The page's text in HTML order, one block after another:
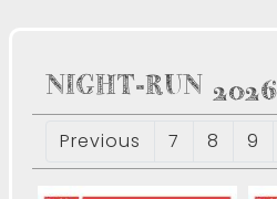
NIGHT-RUN 2026
Previous 7 8 9